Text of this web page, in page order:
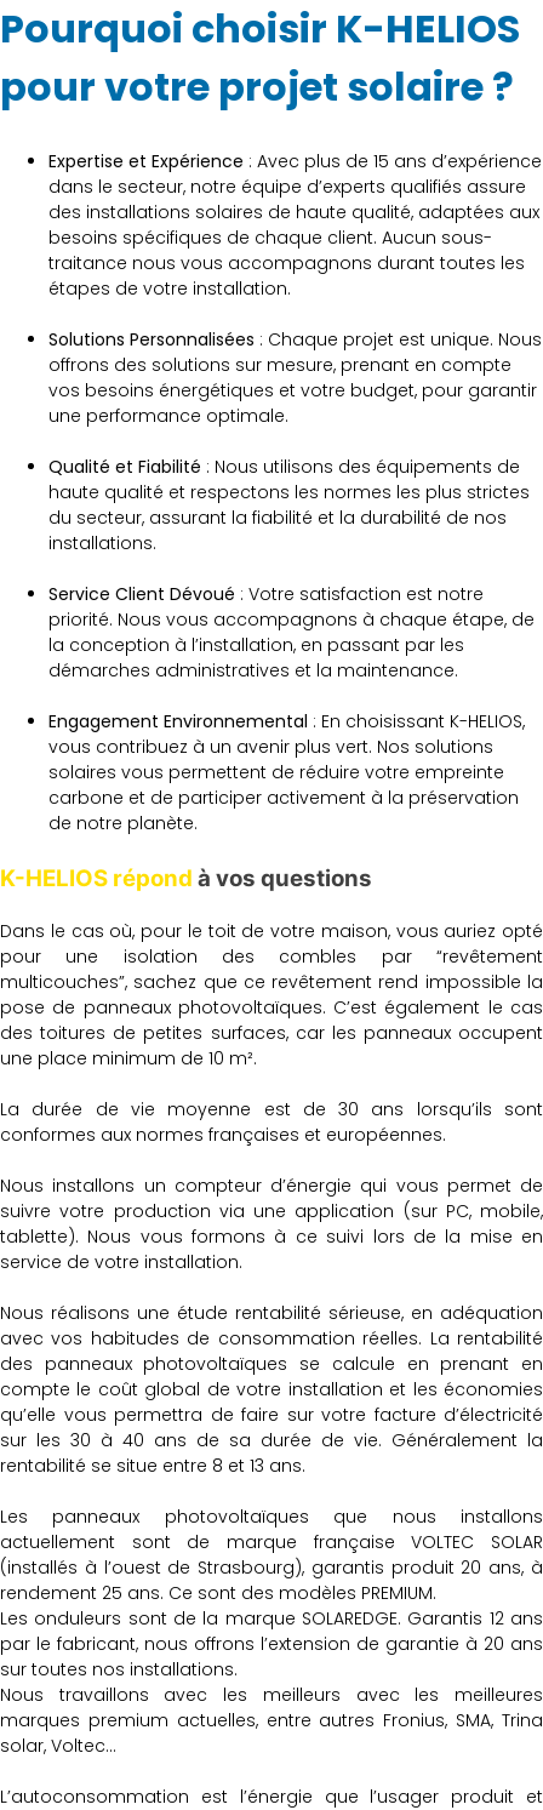
Pourquoi choisir K-HELIOS
pour votre projet solaire ?
Expertise et Expérience : Avec plus de 15 ans d’expérience
dans le secteur, notre équipe d’experts qualifiés assure
des installations solaires de haute qualité, adaptées aux
besoins spécifiques de chaque client. Aucun sous-
traitance nous vous accompagnons durant toutes les
étapes de votre installation.
Solutions Personnalisées : Chaque projet est unique. Nous
offrons des solutions sur mesure, prenant en compte
vos besoins énergétiques et votre budget, pour garantir
une performance optimale.
Qualité et Fiabilité : Nous utilisons des équipements de
haute qualité et respectons les normes les plus strictes
du secteur, assurant la fiabilité et la durabilité de nos
installations.
Service Client Dévoué : Votre satisfaction est notre
priorité. Nous vous accompagnons à chaque étape, de
la conception à l’installation, en passant par les
démarches administratives et la maintenance.
Engagement Environnemental : En choisissant K-HELIOS,
vous contribuez à un avenir plus vert. Nos solutions
solaires vous permettent de réduire votre empreinte
carbone et de participer activement à la préservation
de notre planète.
K-HELIOS répond à vos questions
Dans le cas où, pour le toit de votre maison, vous auriez opté
pour une isolation des combles par “revêtement
multicouches”, sachez que ce revêtement rend impossible la
pose de panneaux photovoltaïques. C’est également le cas
des toitures de petites surfaces, car les panneaux occupent
une place minimum de 10 m².
La durée de vie moyenne est de 30 ans lorsqu’ils sont
conformes aux normes françaises et européennes.
Nous installons un compteur d’énergie qui vous permet de
suivre votre production via une application (sur PC, mobile,
tablette). Nous vous formons à ce suivi lors de la mise en
service de votre installation.
Nous réalisons une étude rentabilité sérieuse, en adéquation
avec vos habitudes de consommation réelles. La rentabilité
des panneaux photovoltaïques se calcule en prenant en
compte le coût global de votre installation et les économies
qu’elle vous permettra de faire sur votre facture d’électricité
sur les 30 à 40 ans de sa durée de vie. Généralement la
rentabilité se situe entre 8 et 13 ans.
Les panneaux photovoltaïques que nous installons
actuellement sont de marque française VOLTEC SOLAR
(installés à l’ouest de Strasbourg), garantis produit 20 ans, à
rendement 25 ans. Ce sont des modèles PREMIUM.
Les onduleurs sont de la marque SOLAREDGE. Garantis 12 ans
par le fabricant, nous offrons l’extension de garantie à 20 ans
sur toutes nos installations.
Nous travaillons avec les meilleurs avec les meilleures
marques premium actuelles, entre autres Fronius, SMA, Trina
solar, Voltec…
L’autoconsommation est l’énergie que l’usager produit et